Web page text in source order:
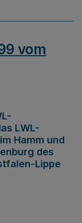
vom
LWL-
Hamm und
des
Lippe